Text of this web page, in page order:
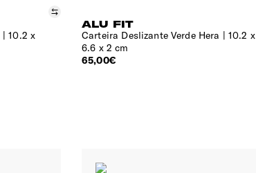
10.2 x
ALU FIT
Carteira Deslizante Verde Hera
10.2 x
6.6 x 2 cm
65,00€